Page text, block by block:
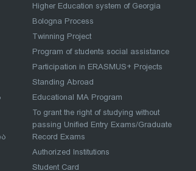
Higher Education system of Georgia
Bologna Process
Twinning Project
Program of students social assistance
Participation in ERASMUS+ Projects
Standing Abroad
Educational MA Program
To grant the right of studying without
passing Unified Entry Exams/Graduate
Record Exams
Authorized Institutions
Student Card